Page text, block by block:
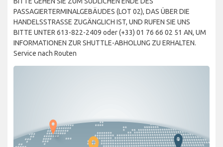
PASSAGIERTERMINALGEBÄUDES (LOT 02), DAS ÜBER DIE
HANDELSSTRASSE ZUGÄNGLICH IST, UND RUFEN SIE UNS
BITTE UNTER 613-822-2409 oder (+33) 01 76 66 02 51 AN, UM
INFORMATIONEN ZUR SHUTTLE-ABHOLUNG ZU ERHALTEN.
Service nach Routen